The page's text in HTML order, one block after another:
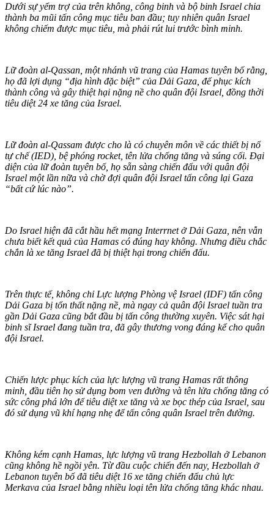
Dưới sự yểm trợ của trên không, công binh và bộ binh Israel chia
thành ba mũi tấn công mục tiêu ban đầu; tuy nhiên quân Israel
không chiếm được mục tiêu, mà phải rút lui trước bình minh.
Lữ đoàn al-Qassan, một nhánh vũ trang của Hamas tuyên bố rằng,
họ đã lợi dụng “địa hình đặc biệt” của Dải Gaza, để phục kích
thành công và gây thiệt hại nặng nề cho quân đội Israel, đồng thời
tiêu diệt 24 xe tăng của Israel.
Lữ đoàn al-Qassam được cho là có chuyên môn về các thiết bị nổ
tự chế (IED), bệ phóng rocket, tên lửa chống tăng và súng cối. Đại
diện của lữ đoàn tuyên bố, họ sẵn sàng chiến đấu với quân đội
Israel một lần nữa và chờ đợi quân đội Israel tấn công lại Gaza
“bất cứ lúc nào”.
Do Israel hiện đã cắt hầu hết mạng Interrnet ở Dải Gaza, nên vẫn
chưa biết kết quả của Hamas có đúng hay không. Nhưng điều chắc
chắn là xe tăng Israel đã bị thiệt hại trong chiến đấu.
Trên thực tế, không chỉ Lực lượng Phòng vệ Israel (IDF) tấn công
Dải Gaza bị tổn thất nặng nề, mà ngay cả quân đội Israel tuần tra
gần Dải Gaza cũng bắt đầu bị tấn công thường xuyên. Việc sát hại
binh sĩ Israel đang tuần tra, đã gây thương vong đáng kể cho quân
đội Israel.
Chiến lược phục kích của lực lượng vũ trang Hamas rất thông
minh, đầu tiên họ sử dụng bom ven đường và tên lửa chống tăng có
sức công phá lớn để tiêu diệt xe tăng và xe bọc thép của Israel, sau
đó sử dụng vũ khí hạng nhẹ để tấn công quân Israel trên đường.
Không kém cạnh Hamas, lực lượng vũ trang Hezbollah ở Lebanon
cũng không hề ngồi yên. Từ đầu cuộc chiến đến nay, Hezbollah ở
Lebanon tuyên bố đã tiêu diệt 16 xe tăng chiến đấu chủ lực
Merkava của Israel bằng nhiều loại tên lửa chống tăng khác nhau.